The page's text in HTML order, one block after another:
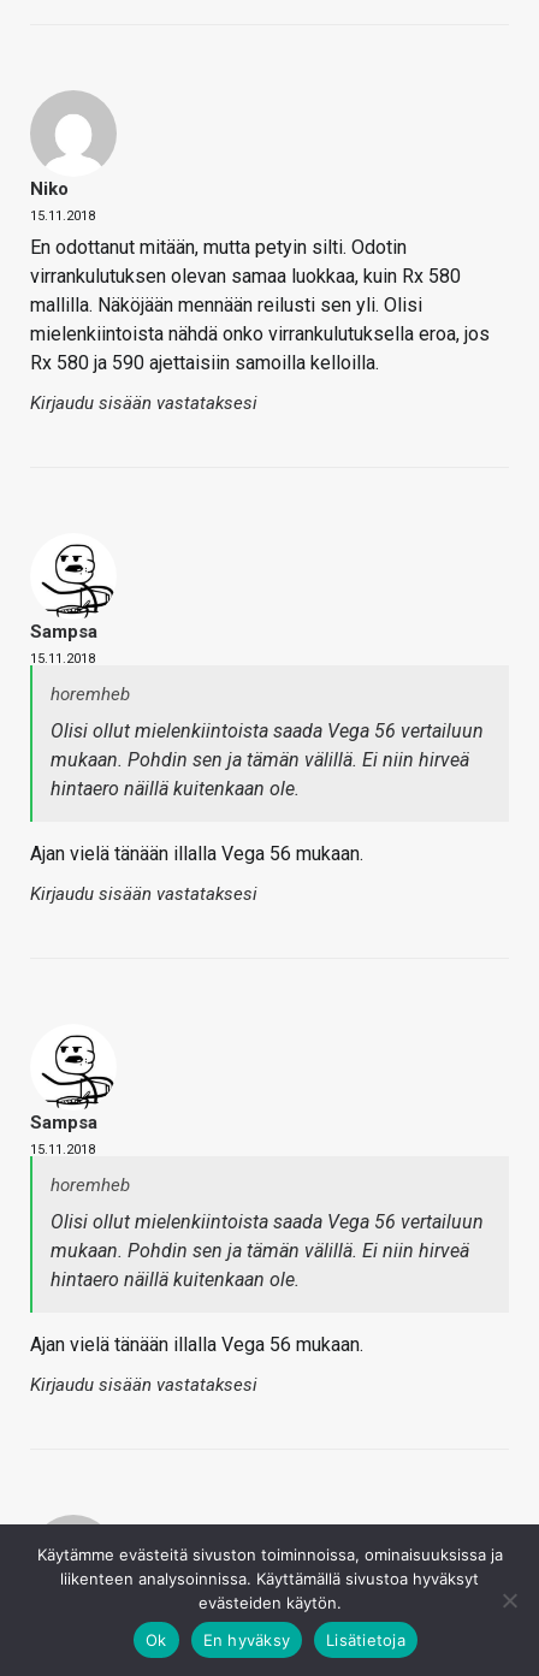
Niko
15.11.2018
En odottanut mitään, mutta petyin silti. Odotin
virrankulutuksen olevan samaa luokkaa, kuin Rx 580
mallilla. Näköjään mennään reilusti sen yli. Olisi
mielenkiintoista nähdä onko virrankulutuksella eroa, jos
Rx 580 ja 590 ajettaisiin samoilla kelloilla.
Kirjaudu sisään vastataksesi
Sampsa
15.11.2018
horemheb
Olisi ollut mielenkiintoista saada Vega 56 vertailuun
mukaan. Pohdin sen ja tämän välillä. Ei niin hirveä
hintaero näillä kuitenkaan ole.
Ajan vielä tänään illalla Vega 56 mukaan.
Kirjaudu sisään vastataksesi
Sampsa
15.11.2018
horemheb
Olisi ollut mielenkiintoista saada Vega 56 vertailuun
mukaan. Pohdin sen ja tämän välillä. Ei niin hirveä
hintaero näillä kuitenkaan ole.
Ajan vielä tänään illalla Vega 56 mukaan.
Kirjaudu sisään vastataksesi
Käytämme evästeitä sivuston toiminnoissa, ominaisuuksissa ja
liikenteen analysoinnissa. Käyttämällä sivustoa hyväksyt
evästeiden käytön.
Ok
En hyväksy Lisätietoja